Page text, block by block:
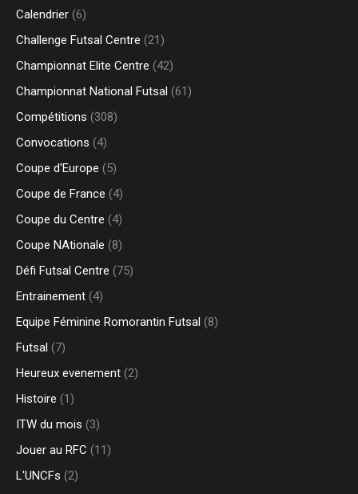
Calendrier (6)
Challenge Futsal Centre (21)
Championnat Elite Centre (42)
Championnat National Futsal (61)
Compétitions (308)
Convocations (4)
Coupe d'Europe (5)
Coupe de France (4)
Coupe du Centre (4)
Coupe NAtionale (8)
Défi Futsal Centre (75)
Entrainement (4)
Equipe Féminine Romorantin Futsal (8)
Futsal (7)
Heureux evenement (2)
Histoire (1)
ITW du mois (3)
Jouer au RFC (11)
L'UNCFs (2)